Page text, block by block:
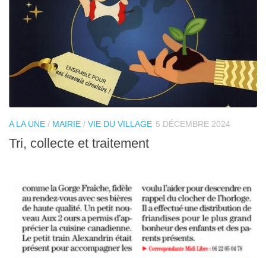
A LA UNE / MAIRIE / VIE DU VILLAGE 5 DÉCEMBRE 2024
Tri, collecte et traitement